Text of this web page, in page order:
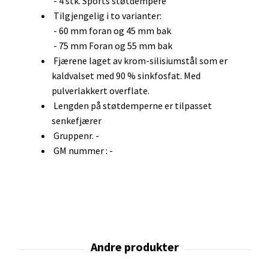
Tilgjengelig i to varianter:
- 60 mm foran og 45 mm bak
- 75 mm Foran og 55 mm bak
Fjærene laget av krom-silisiumstål som er
kaldvalset med 90 % sinkfosfat. Med
pulverlakkert overflate.
Lengden på støtdemperne er tilpasset
senkefjærer
Gruppenr. -
GM nummer : -